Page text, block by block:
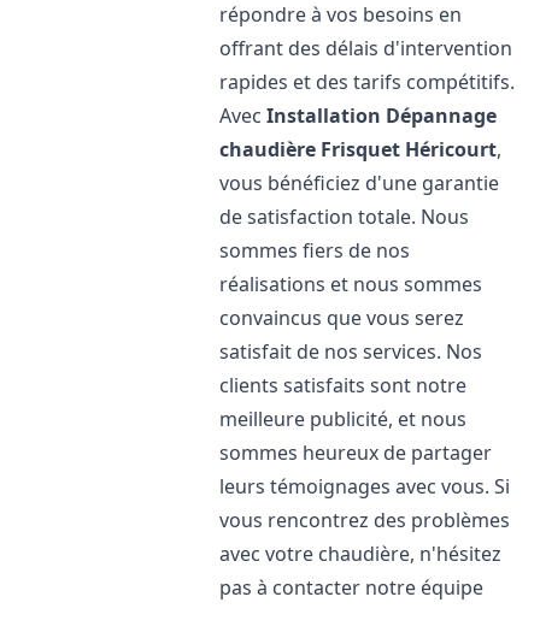
répondre à vos besoins en
offrant des délais d'intervention
rapides et des tarifs compétitifs.
AvecInstallation Dépannage
chaudière Frisquet Héricourt,
vous bénéficiez d'une garantie
de satisfaction totale. Nous
sommes fiers de nos
réalisations et nous sommes
convaincus que vous serez
satisfait de nos services. Nos
clients satisfaits sont notre
meilleure publicité, et nous
sommes heureux de partager
leurs témoignages avec vous. Si
vous rencontrez des problèmes
avec votre chaudière, n'hésitez
pas à contacter notre équipe